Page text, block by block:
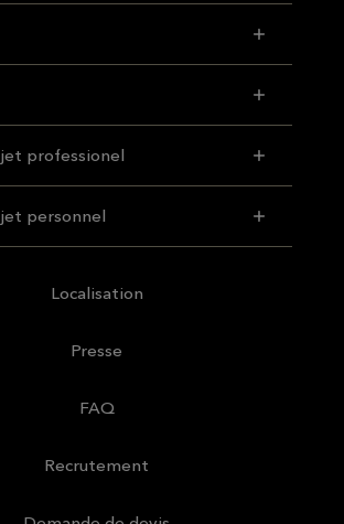
professionel
personnel
Localisation
Presse
FAQ
Recrutement